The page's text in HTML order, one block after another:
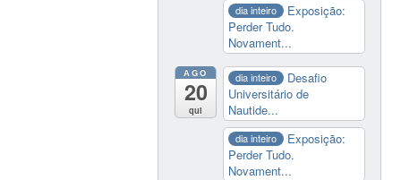
dia inteiro
Exposição:
Perder Tudo.
Novament...
AGO
20
qui
dia inteiro
Desafio
Universitário de
Nautide...
dia inteiro
Exposição:
Perder Tudo.
Novament...